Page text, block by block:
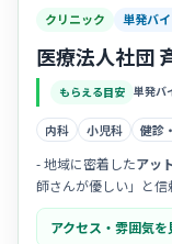
クリニック 単発バ
医療法人社団
もらえる目安 単発バ
内科 小児科 健診
- 地域に密着したアッ
師さんが優しい」と信
- スタッフ同士の連携
いよう、互いに助け
アクセス・雰囲気を